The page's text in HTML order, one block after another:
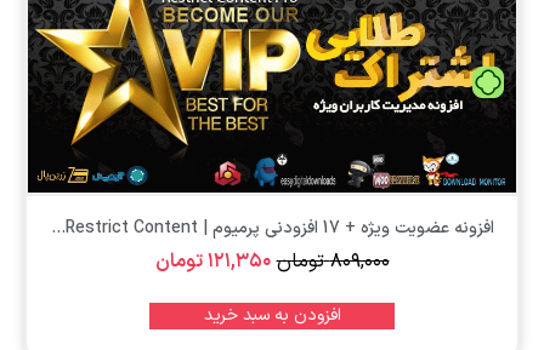
تومان
افزونه عضویت ویژه + 17 افزودنی پرمیوم | Restrict Content...
۸۰۹,۰۰۰ تومان۱۲۱,۳۵۰تومان
افزودن به سبد خرید